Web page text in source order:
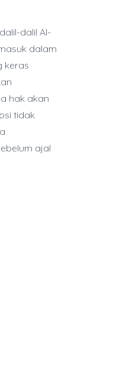
dalil Al-
dalam
keras
hak akan
tidak
ajal